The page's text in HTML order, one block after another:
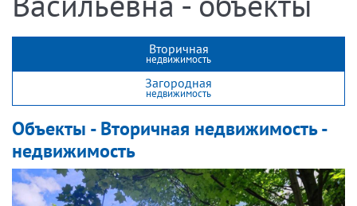
Вторичная
недвижимость
Загородная
недвижимость
Объекты - Вторичная недвижимость -
недвижимость